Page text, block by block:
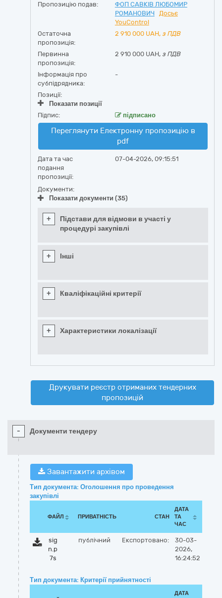
Пропозицію подав:
ФОП САВКІВ ЛЮБОМИР
РОМАНОВИЧ
Досьє
YouControl
Остаточна
пропозиція:
2 910 000 UAH, з ПДВ
Первинна
пропозиція:
2 910 000 UAH, з ПДВ
Інформація про
субпідрядника:
-
Позиції:
Показати позиції
Підпис:
підписано
Переглянути Електронну пропозицію в
pdf
Дата та час
подання
пропозиції:
07-04-2026, 09:15:51
Документи:
Показати документи (35)
+
Підстави для відмови в участі у
процедурі закупівлі
+ Інші
+ Кваліфікаційні критерії
+ Характеристики локалізації
Друкувати реєстр отриманих тендерних
пропозицій
- Документи тендеру
Завантажити архівом
Тип документа: Оголошення про проведення
закупівлі
ФАЙЛ ПРИВАТНІСТЬ СТАН
ДАТА
ТА
ЧАС
sig
n.p
7s
публічний Експортовано:
30-03-
2026,
16:24:52
Тип документа: Критерії прийнятності
ДАТА